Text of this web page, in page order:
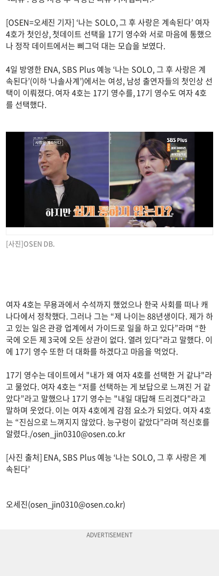
[OSEN=오세진 기자] ‘나는 SOLO, 그 후 사랑은 계속된다’ 여자
4호가 첫인상, 첫데이트 선택을 17기 영수와 서로 마음에 통했으
나 정작 데이트에서는 삐그덕 대는 모습을 보였다.
4일 방영한 ENA, SBS Plus 예능 ‘나는 SOLO, 그 후 사랑은 계
속된다’(이하 ‘나솔사계’)에서는 여성, 남성 출연자들의 첫인상 선
택이 이뤄졌다. 여자 4호는 17기 영수를, 17기 영수도 여자 4호
를 선택했다.
[사진]OSEN DB.
여자 4호는 무용과에서 수석까지 했었으나 한국 사회를 떠나 캐
나다에서 정착했다. 그러나 그는 “제 나이는 88년생이다. 제가 하
고 있는 일은 관광 업계에서 가이드로 일을 하고 있다”라며 “한
국에 오든 제 3국에 오든 상관이 없다. 열려 있다”라고 말했다. 이
에 17기 영수 또한 더 대화를 하겠다고 마음을 먹었다.
17기 영수는 데이트에서 "내가 왜 여자 4호를 선택한 거 같냐"라
고 물었다. 여자 4호는 “저를 선택하는 게 보답으로 느껴진 거 같
았다”라고 말했으나 17기 영수는 "내일 대답해 드리겠다"라고
말하며 웃었다. 이는 여자 4호에게 감점 요소가 되었다. 여자 4호
는 “진심으로 느껴지지 않았다. 능구렁이 같았다”라며 적신호를
알렸다./osen_jin0310@osen.co.kr
[사진 출처] ENA, SBS Plus 예능 ‘나는 SOLO, 그 후 사랑은 계
속된다’
오세진(osen_jin0310@osen.co.kr)